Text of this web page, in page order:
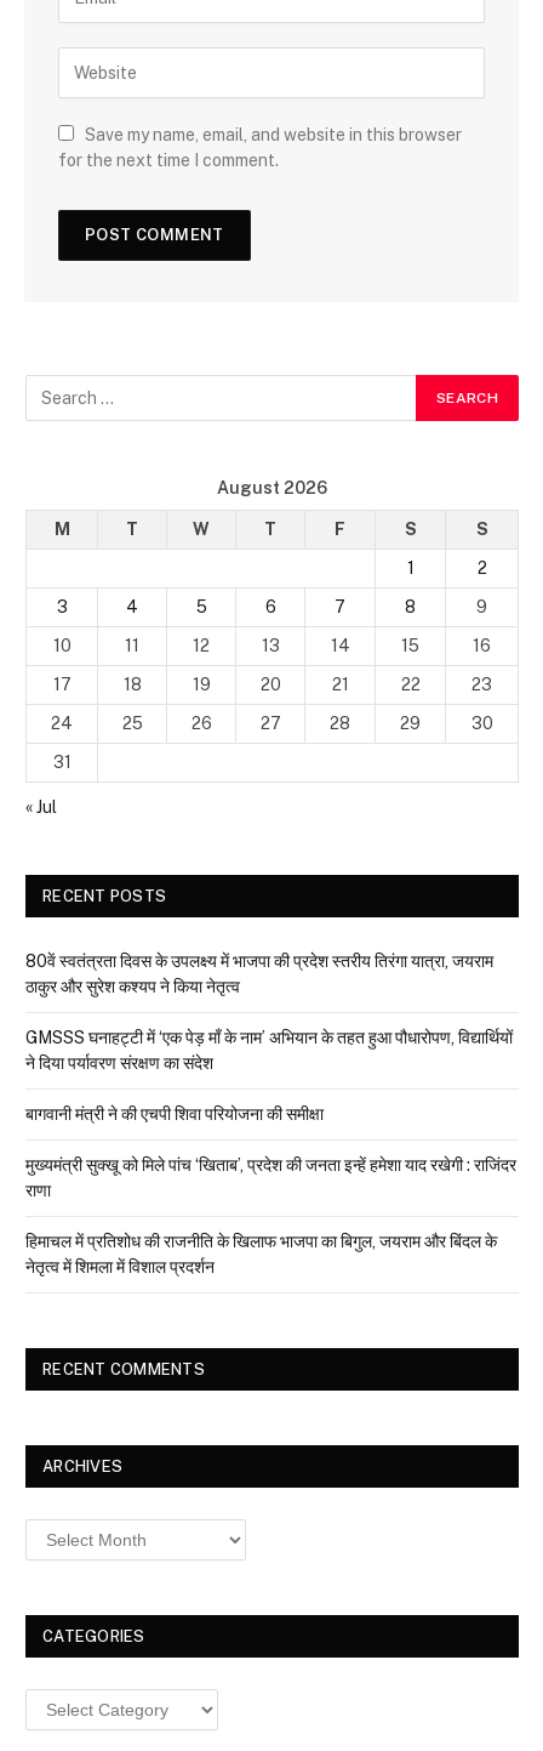
Save my name, email, and website in this browser
for the next time I comment.
August 2026
M T W T F S
S
1
2
3
4 5 6 7 8
9
10
11 12 13 14 15
16
17
18 19 20 21 22
23
24
25 26 27 28 29
30
31
« Jul
RECENT POSTS
80वें स्वतंत्रता दिवस के उपलक्ष्य में भाजपा की प्रदेश स्तरीय तिरंगा यात्रा, जयराम
ठाकुर और सुरेश कश्यप ने किया नेतृत्व
GMSSS घनाहट्टी में ‘एक पेड़ माँ के नाम’ अभियान के तहत हुआ पौधारोपण, विद्यार्थियों
ने दिया पर्यावरण संरक्षण का संदेश
बागवानी मंत्री ने की एचपी शिवा परियोजना की समीक्षा
मुख्यमंत्री सुक्खू को मिले पांच ‘खिताब’, प्रदेश की जनता इन्हें हमेशा याद रखेगी : राजिंदर
राणा
हिमाचल में प्रतिशोध की राजनीति के खिलाफ भाजपा का बिगुल, जयराम और बिंदल के
नेतृत्व में शिमला में विशाल प्रदर्शन
RECENT COMMENTS
ARCHIVES
Archives
CATEGORIES
Categories